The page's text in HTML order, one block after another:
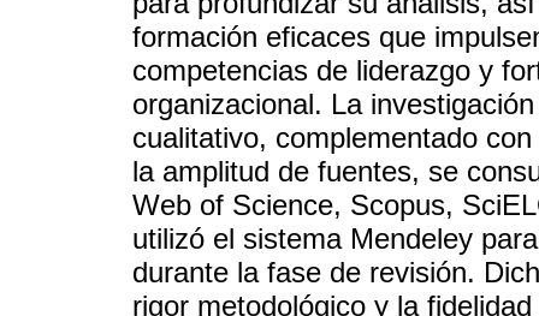
formación eficaces que
competencias de liderazgo y
organizacional. La
cualitativo, complementado
la amplitud de fuentes, se
Web of Science, Scopus,
utilizó el sistema Mendeley
durante la fase de revisión.
rigor metodológico y la